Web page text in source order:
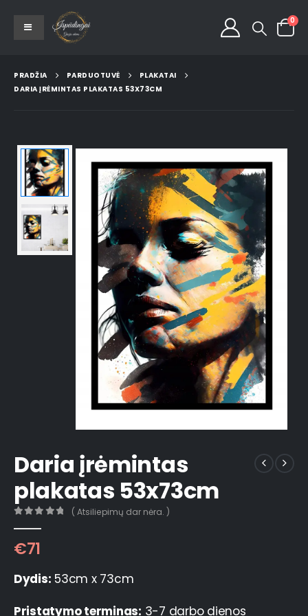
0
PRADŽIA PARDUOTUVĖ
PLAKATAI
DARIA ĮRĖMINTAS PLAKATAS 53X73CM
Daria įrėmintas
plakatas 53x73cm
( Atsiliepimų dar nėra. )
€71
Dydis: 53cm x 73cm
Pristatymo terminas: 3-7 darbo dienos